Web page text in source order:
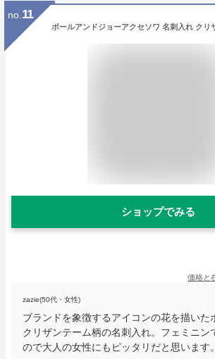
no. 11
ショップでみる
価格と
zazie(50代・女性)
ブランドを象徴するアイコンの花を描いた
クリザンテーム柄の名刺入れ。フェミニン
ので大人の女性にもピッタリだと思います。